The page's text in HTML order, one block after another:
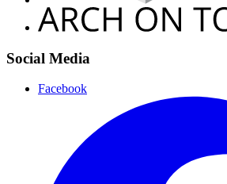
Social Media
Facebook